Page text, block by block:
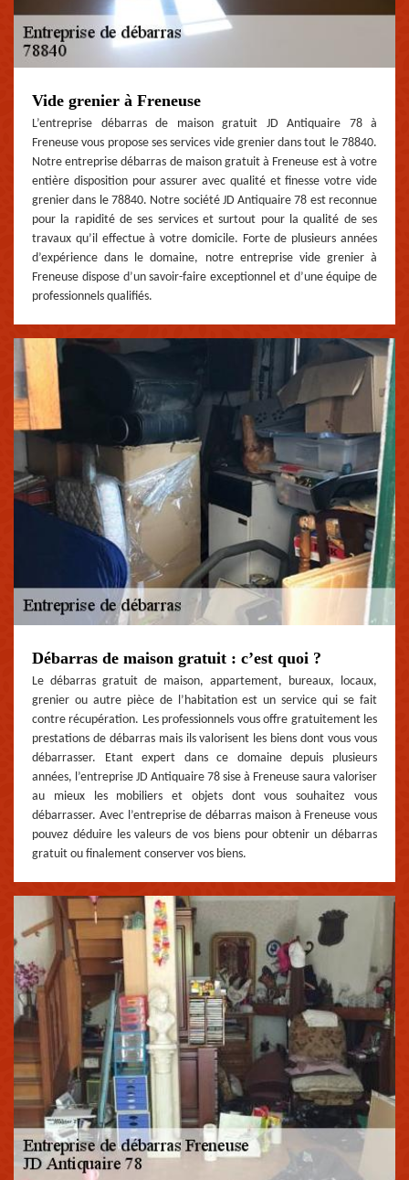
Vide grenier à Freneuse
L’entreprise débarras de maison gratuit JD Antiquaire 78 à
Freneuse vous propose ses services vide grenier dans tout le 78840.
Notre entreprise débarras de maison gratuit à Freneuse est à votre
entière disposition pour assurer avec qualité et finesse votre vide
grenier dans le 78840. Notre société JD Antiquaire 78 est reconnue
pour la rapidité de ses services et surtout pour la qualité de ses
travaux qu’il effectue à votre domicile. Forte de plusieurs années
d’expérience dans le domaine, notre entreprise vide grenier à
Freneuse dispose d’un savoir-faire exceptionnel et d’une équipe de
professionnels qualifiés.
Débarras de maison gratuit : c’est quoi ?
Le débarras gratuit de maison, appartement, bureaux, locaux,
grenier ou autre pièce de l’habitation est un service qui se fait
contre récupération. Les professionnels vous offre gratuitement les
prestations de débarras mais ils valorisent les biens dont vous vous
débarrasser. Etant expert dans ce domaine depuis plusieurs
années, l’entreprise JD Antiquaire 78 sise à Freneuse saura valoriser
au mieux les mobiliers et objets dont vous souhaitez vous
débarrasser. Avec l’entreprise de débarras maison à Freneuse vous
pouvez déduire les valeurs de vos biens pour obtenir un débarras
gratuit ou finalement conserver vos biens.